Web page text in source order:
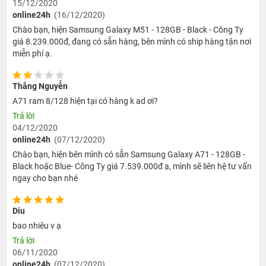
Máy ảnh - Nhiều cải tiến hấp dẫn
Với Galaxy A71, cụm máy ảnh của máy được xem là một
phiên bản cập nhật trào lưu của các sản phẩm dòng A
năm nay A71 đã được tăng số lượng lên thành 4 cảm
thêm độ hoàn thiện sản phẩm của mình. Không chỉ bổ
sung thêm camera macro mà camera chính và camera
góc siêu rộng cũng được cải tiến.
Cụ thể, camera chính của Galaxy A71 có độ phân giải
64MP với cảm biến ISOCELL. Trong khi đó máy ảnh góc
siêu rộng sẽ có sự điều chỉnh độ phân giải từ 8MP (thế
hệ năm ngoái) lên thành 12MP. Với máy ảnh macro, độ
phân giải 5 megapixel chính là mức cao nhất hiện nay
của camera này trên điện thoại. Còn về camera đo độ
sâu trường ảnh, Galaxy A71 vẫn giữ nguyên thông số
15/12/2020
online24h (16/12/2020)
Chào bạn, hiện Samsung Galaxy M51 - 128GB - Black - Công Ty
giá 8.239.000đ, đang có sẵn hàng, bên mình có ship hàng tận nơi
miễn phí ạ.
Thắng Nguyễn
A71 ram 8/128 hiện tại có hàng k ad ơi?
Trả lời
04/12/2020
online24h (07/12/2020)
Chào bạn, hiện bên mình có sẵn Samsung Galaxy A71 - 128GB -
Black hoặc Blue- Công Ty giá 7.539.000đ ạ, mình sẽ liên hệ tư vấn
ngay cho bạn nhé
Diu
bao nhiêu v ạ
Trả lời
06/11/2020